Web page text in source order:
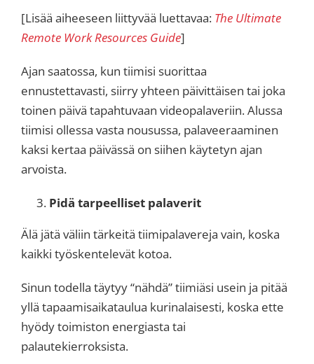
[Lisää aiheeseen liittyvää luettavaa: The Ultimate
Remote Work Resources Guide]
Ajan saatossa, kun tiimisi suorittaa
ennustettavasti, siirry yhteen päivittäisen tai joka
toinen päivä tapahtuvaan videopalaveriin. Alussa
tiimisi ollessa vasta nousussa, palaveeraaminen
kaksi kertaa päivässä on siihen käytetyn ajan
arvoista.
Pidä tarpeelliset palaverit
Älä jätä väliin tärkeitä tiimipalavereja vain, koska
kaikki työskentelevät kotoa.
Sinun todella täytyy “nähdä” tiimiäsi usein ja pitää
yllä tapaamisaikataulua kurinalaisesti, koska ette
hyödy toimiston energiasta tai
palautekierroksista.